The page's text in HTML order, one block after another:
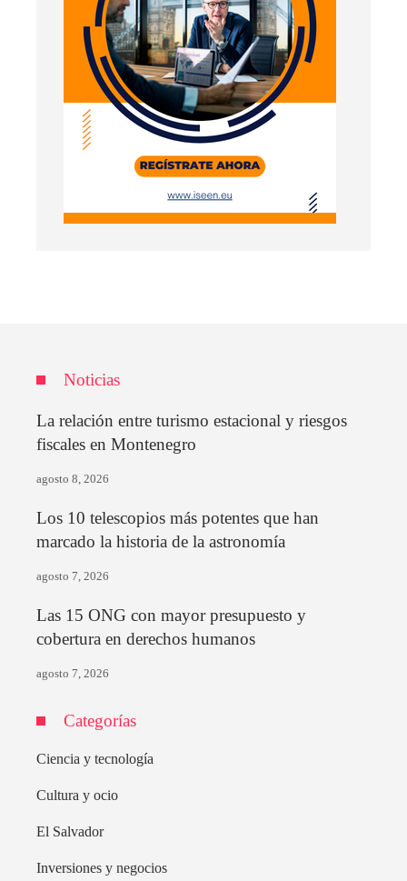
Noticias
La relación entre turismo estacional y riesgos
fiscales en Montenegro
agosto 8, 2026
Los 10 telescopios más potentes que han
marcado la historia de la astronomía
agosto 7, 2026
Las 15 ONG con mayor presupuesto y
cobertura en derechos humanos
agosto 7, 2026
Categorías
Ciencia y tecnología
Cultura y ocio
El Salvador
Inversiones y negocios